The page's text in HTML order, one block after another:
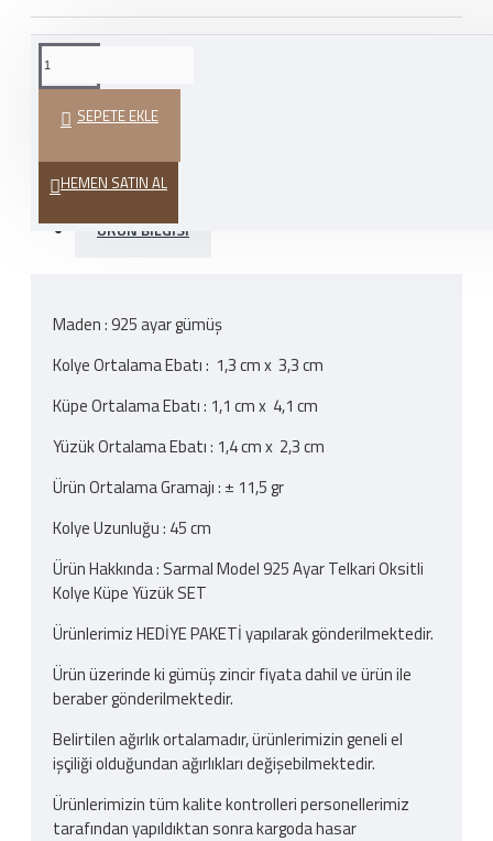
SEPETE EKLE
HEMEN SATIN AL
VER
HEDIYE PAKETI
ÜRÜN BILGISI
Maden : 925 ayar gümüş
Kolye Ortalama Ebatı : 1,3 cm x 3,3 cm
Küpe Ortalama Ebatı : 1,1 cm x 4,1 cm
Yüzük Ortalama Ebatı : 1,4 cm x 2,3 cm
Ürün Ortalama Gramajı : ± 11,5 gr
Kolye Uzunluğu : 45 cm
Ürün Hakkında : Sarmal Model 925 Ayar Telkari Oksitli
Kolye Küpe Yüzük SET
Ürünlerimiz HEDİYE PAKETİ yapılarak gönderilmektedir.
Ürün üzerinde ki gümüş zincir fiyata dahil ve ürün ile
beraber gönderilmektedir.
Belirtilen ağırlık ortalamadır, ürünlerimizin geneli el
işçiliği olduğundan ağırlıkları değişebilmektedir.
Ürünlerimizin tüm kalite kontrolleri personellerimiz
tarafından yapıldıktan sonra kargoda hasar